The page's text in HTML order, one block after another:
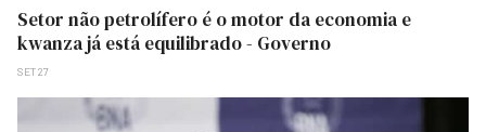
Setor não petrolífero é o motor da economia e
kwanza já está equilibrado - Governo
SET 27